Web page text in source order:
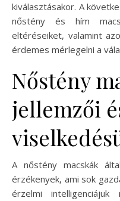
kiválasztásakor. A
nőstény és hím
eltéréseiket, valamint
érdemes mérlegelni a
Nőstény
jellemzői
A nőstény macskák
érzékenyek, ami sok
érzelmi